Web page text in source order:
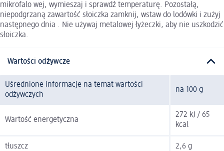
mikrofalo wej, wymieszaj i sprawdź temperaturę. Pozostałą,
niepodgrzaną zawartość słoiczka zamknij, wstaw do lodówki i zużyj
następnego dnia . Nie używaj metalowej łyżeczki, aby nie uszkodzić
słoiczka.
Wartości odżywcze
Uśrednione informacje na temat wartości
odżywczych
na 100 g
Wartość energetyczna
272 kJ / 65
kcal
tłuszcz 2,6 g